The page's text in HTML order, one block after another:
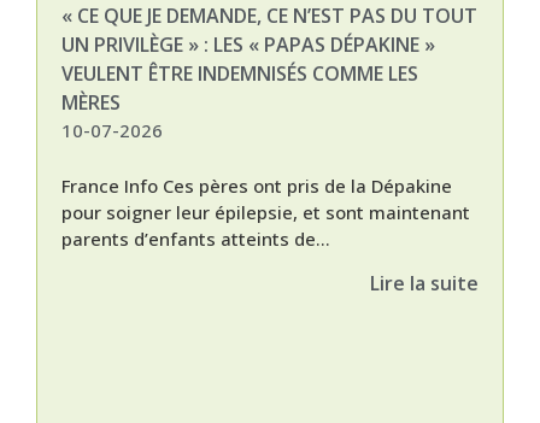
« CE QUE JE DEMANDE, CE N’EST PAS DU TOUT
UN PRIVILÈGE » : LES « PAPAS DÉPAKINE »
VEULENT ÊTRE INDEMNISÉS COMME LES
MÈRES
10-07-2026
France Info Ces pères ont pris de la Dépakine
pour soigner leur épilepsie, et sont maintenant
parents d’enfants atteints de...
Lire la suite